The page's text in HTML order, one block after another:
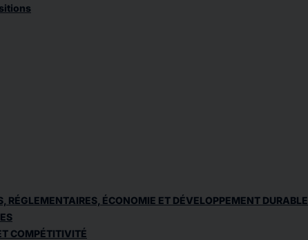
RÉGLEMENTAIRES, ÉCONOMIE ET DÉVELOPPEMENT DURABLE
COMPÉTITIVITÉ